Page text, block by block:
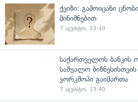
ქვიზი: გამოიცანი
მინიშნებით
7 აგვისტო, 13:40
საქართველოს ბანკის
საშუალო
ვორკშოპი გაიმართა
7 აგვისტო, 13:40